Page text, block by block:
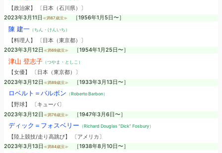
【政治家】 〔日本（石川県）〕
2023年3月11日 ≪満67歳没≫ ［1956年1月5日〜］
陳 建一（ちん・けんいち）
【料理人】 〔日本（東京都）〕
2023年3月12日 ≪満69歳没≫ ［1954年1月25日〜］
津山 登志子（つやま・としこ）
【女優】 〔日本（東京都）〕
2023年3月12日 ≪満89歳没≫ ［1933年3月13日〜］
ロベルト＝バルボン （Roberto Barbon）
【野球】 〔キューバ〕
2023年3月12日 ≪満76歳没≫ ［1947年3月6日〜］
ディック＝フォスベリー （Richard Douglas “Dick” Fosbury）
【陸上競技/走り高跳び】 〔アメリカ〕
2023年3月13日 ≪満84歳没≫ ［1938年8月10日〜］